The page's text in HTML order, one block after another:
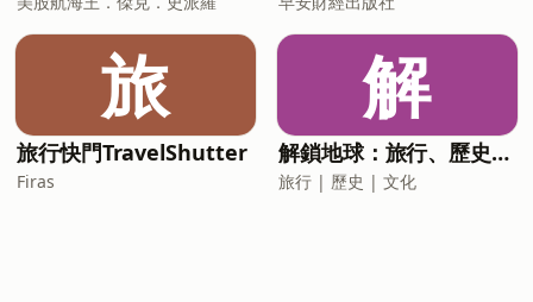
旅
旅行快門TravelShutter
Firas
解
解鎖地球：旅行、歷史、文化
旅行 | 歷史 | 文化